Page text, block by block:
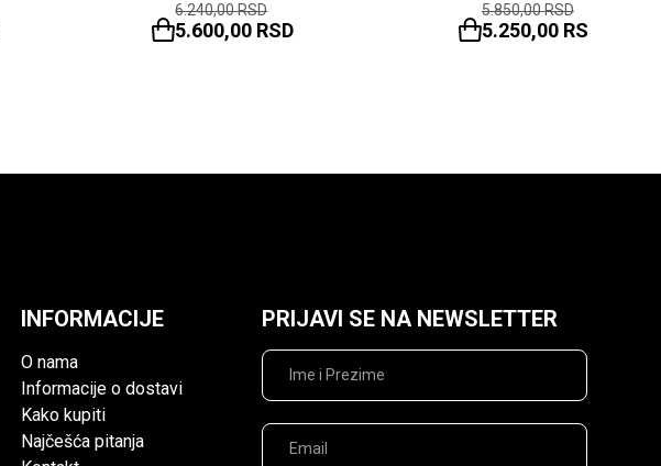
6.240,00RSD
5.600,00 RSD
5.850,00RSD
5.250,00 RSD
INFORMACIJE
O nama
Informacije o dostavi
Kako kupiti
Najčešća pitanja
PRIJAVI SE NA NEWSLETTER